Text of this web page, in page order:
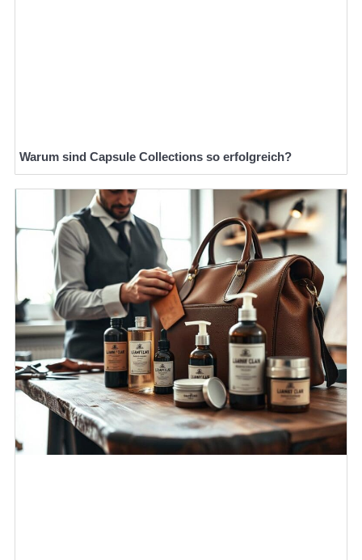
Warum sind Capsule Collections so erfolgreich?